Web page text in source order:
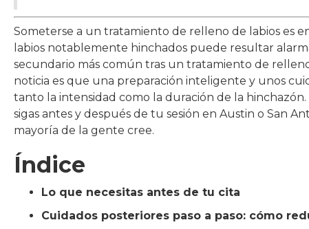
Someterse a un tratamiento de relleno de labios es
labios notablemente hinchados puede resultar
secundario más común tras un tratamiento de
noticia es que una preparación inteligente y unos
tanto la intensidad como la duración de la
sigas antes y después de tu sesión en Austin o San
mayoría de la gente cree.
Índice
Lo que necesitas antes de tu cita
Cuidados posteriores paso a paso: cómo